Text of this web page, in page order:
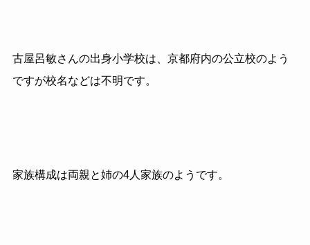
古屋呂敏さんの出身小学校は、京都府内の公立校のよう
ですが校名などは不明です。
家族構成は両親と姉の4人家族のようです。